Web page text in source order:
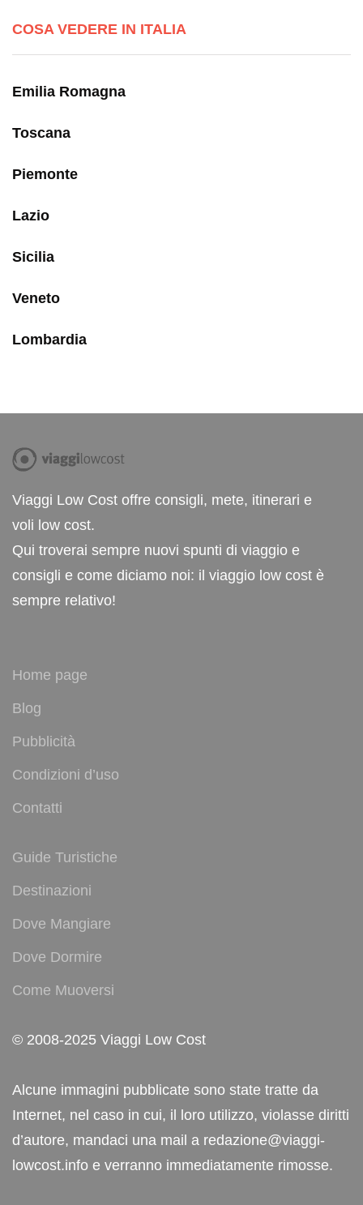
COSA VEDERE IN ITALIA
Emilia Romagna
Toscana
Piemonte
Lazio
Sicilia
Veneto
Lombardia
Viaggi Low Cost offre consigli, mete, itinerari e
voli low cost.
Qui troverai sempre nuovi spunti di viaggio e
consigli e come diciamo noi: il viaggio low cost è
sempre relativo!
Home page
Blog
Pubblicità
Condizioni d’uso
Contatti
Guide Turistiche
Destinazioni
Dove Mangiare
Dove Dormire
Come Muoversi
© 2008-2025 Viaggi Low Cost
Alcune immagini pubblicate sono state tratte da
Internet, nel caso in cui, il loro utilizzo, violasse diritti
d’autore, mandaci una mail a redazione@viaggi-
lowcost.info e verranno immediatamente rimosse.